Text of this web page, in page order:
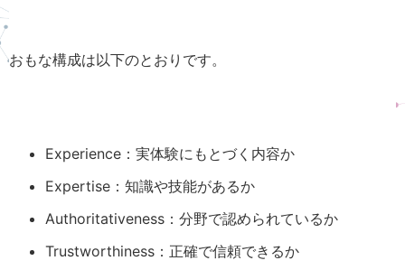
おもな構成は以下のとおりです。
Experience：実体験にもとづく内容か
Expertise：知識や技能があるか
Authoritativeness：分野で認められているか
Trustworthiness：正確で信頼できるか